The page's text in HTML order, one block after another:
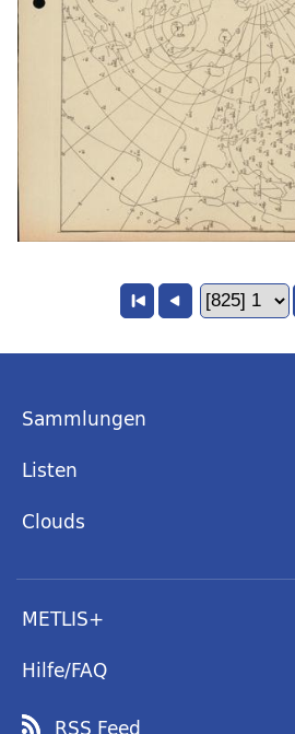
Sammlungen
Listen
Clouds
METLIS+
Hilfe/FAQ